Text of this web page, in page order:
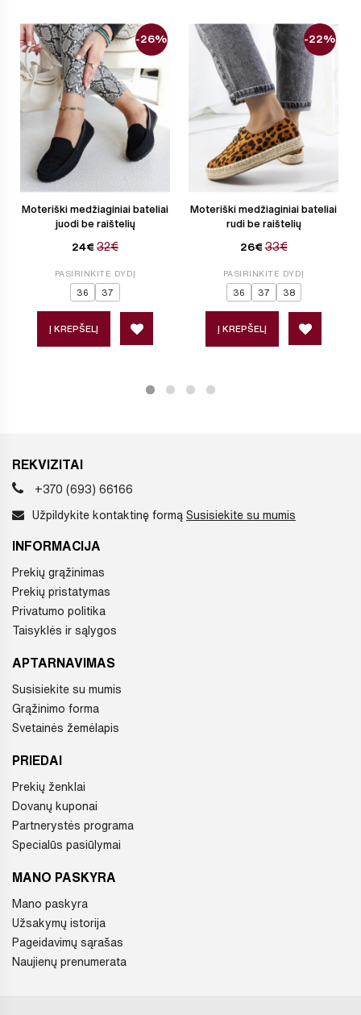
Moteriški medžiaginiai bateliai
juodi be raištelių
24€ 32€
-26%
PASIRINKITE DYDĮ
36 37
Į KREPŠELĮ
Moteriški medžiaginiai bateliai
rudi be raištelių
26€ 33€
-22%
PASIRINKITE DYDĮ
36 37 38
Į KREPŠELĮ
REKVIZITAI
+370 (693) 66166
Užpildykite kontaktinę formą Susisiekite su mumis
INFORMACIJA
Prekių grąžinimas
Prekių pristatymas
Privatumo politika
Taisyklės ir sąlygos
APTARNAVIMAS
Susisiekite su mumis
Grąžinimo forma
Svetainės žemėlapis
PRIEDAI
Prekių ženklai
Dovanų kuponai
Partnerystės programa
Specialūs pasiūlymai
MANO PASKYRA
Mano paskyra
Užsakymų istorija
Pageidavimų sąrašas
Naujienų prenumerata